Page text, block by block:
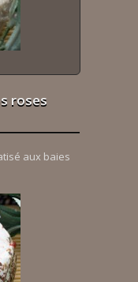
roses
aux baies